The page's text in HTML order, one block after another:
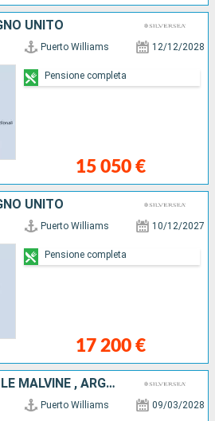
UNITO
Puerto Williams 12/12/2028
15 050 €
Pensione completa
UNITO
Puerto Williams 10/12/2027
17 200 €
Pensione completa
CILE, ANTARTICO, ISOLE MALVINE , ARGENTINA
Puerto Williams 09/03/2028